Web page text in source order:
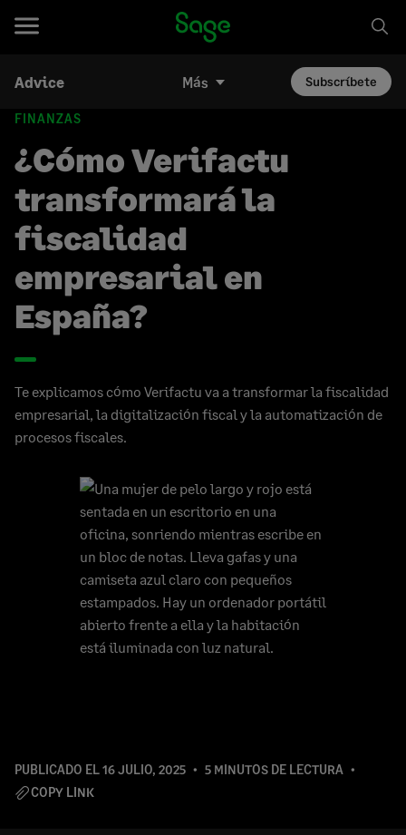
Advice Más Subscríbete
FINANZAS
¿Cómo Verifactu
transformará la
fiscalidad
empresarial en
España?
Te explicamos cómo Verifactu va a transformar la fiscalidad
empresarial, la digitalización fiscal y la automatización de
procesos fiscales.
PUBLICADO EL16 JULIO, 2025
5 MINUTOS DE LECTURA
COPY LINK